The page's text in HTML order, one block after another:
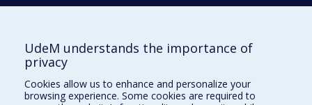
Useful links
UdeM understands the importance of
privacy
Cookies allow us to enhance and personalize your
browsing experience. Some cookies are required to